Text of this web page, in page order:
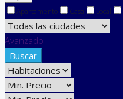
Apartamento Casa Local
Avanzado
Buscar